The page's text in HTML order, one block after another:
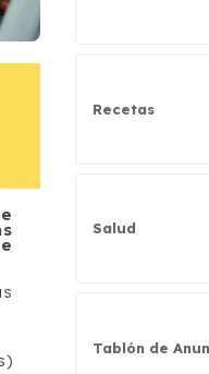
Recetas
Salud
Tablón de